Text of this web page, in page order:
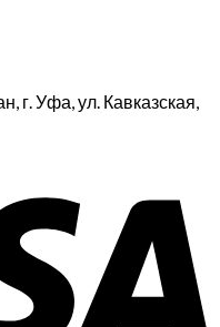
г. Уфа, ул. Кавказская,